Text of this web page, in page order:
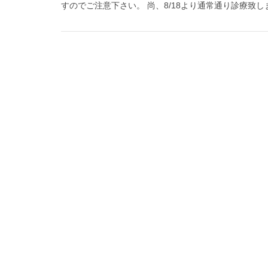
すのでご注意下さい。 尚、8/18より通常通り診療致し